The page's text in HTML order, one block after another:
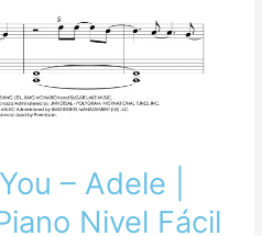
– Adele |
Nivel Fácil